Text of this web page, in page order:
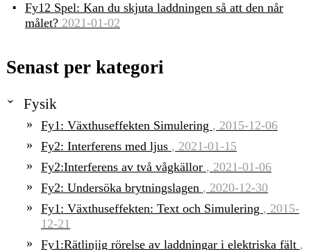
Fy12 Spel: Kan du skjuta laddningen så att den når
målet? 2021-01-02
Senast per kategori
Fysik
Fy1: Växthuseffekten Simulering , 2015-12-06
Fy2: Interferens med ljus , 2021-01-15
Fy2:Interferens av två vågkällor , 2021-01-06
Fy2: Undersöka brytningslagen , 2020-12-30
Fy1: Växthuseffekten: Text och Simulering , 2015-
12-21
Fy1:Rätlinjig rörelse av laddningar i elektriska fält ,